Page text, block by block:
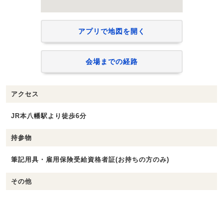
アプリで地図を開く
会場までの経路
アクセス
JR本八幡駅より徒歩6分
持参物
筆記用具・雇用保険受給資格者証(お持ちの方のみ)
その他